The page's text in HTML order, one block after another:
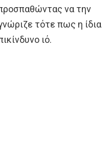
να την
τότε πως η ίδια
ιό.